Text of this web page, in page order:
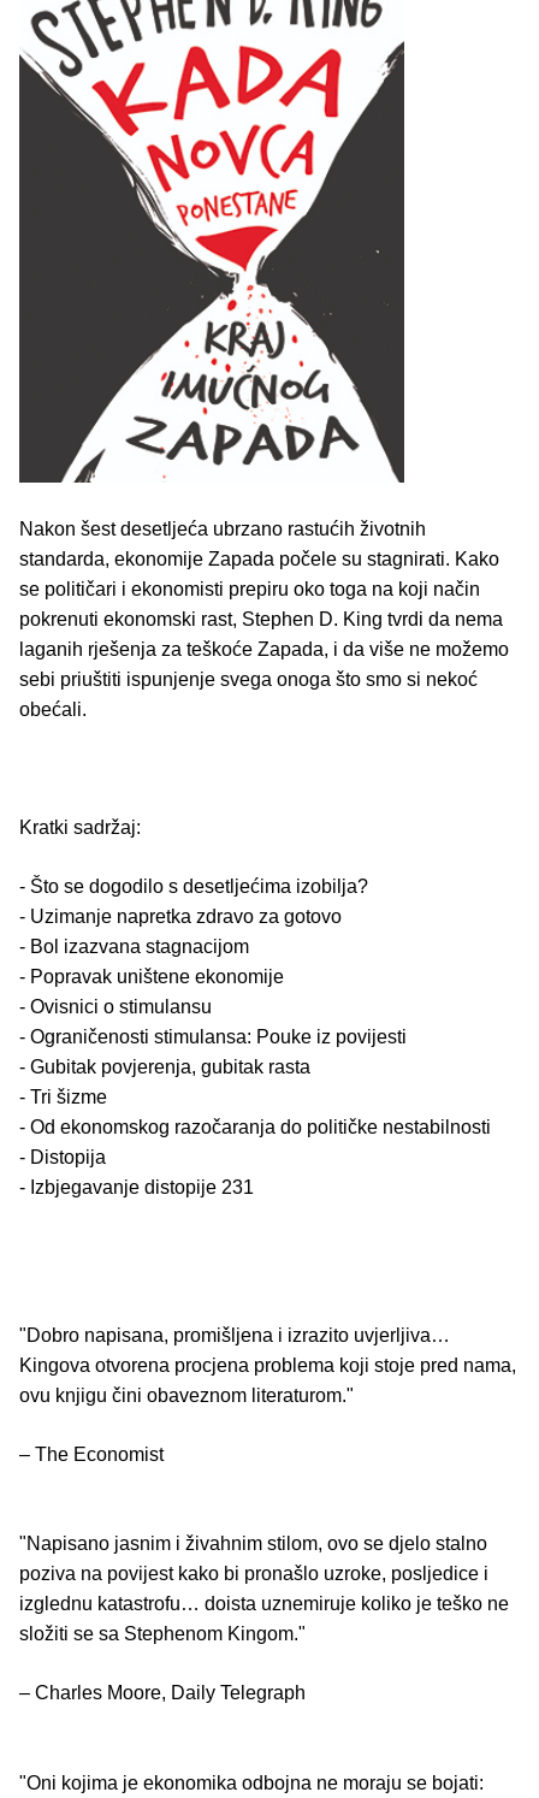
Nakon šest desetljeća ubrzano rastućih životnih
standarda, ekonomije Zapada počele su stagnirati. Kako
se političari i ekonomisti prepiru oko toga na koji način
pokrenuti ekonomski rast, Stephen D. King tvrdi da nema
laganih rješenja za teškoće Zapada, i da više ne možemo
sebi priuštiti ispunjenje svega onoga što smo si nekoć
obećali.
Kratki sadržaj:
- Što se dogodilo s desetljećima izobilja?
- Uzimanje napretka zdravo za gotovo
- Bol izazvana stagnacijom
- Popravak uništene ekonomije
- Ovisnici o stimulansu
- Ograničenosti stimulansa: Pouke iz povijesti
- Gubitak povjerenja, gubitak rasta
- Tri šizme
- Od ekonomskog razočaranja do političke nestabilnosti
- Distopija
- Izbjegavanje distopije 231
"Dobro napisana, promišljena i izrazito uvjerljiva…
Kingova otvorena procjena problema koji stoje pred nama,
ovu knjigu čini obaveznom literaturom."
– The Economist
"Napisano jasnim i živahnim stilom, ovo se djelo stalno
poziva na povijest kako bi pronašlo uzroke, posljedice i
izglednu katastrofu… doista uznemiruje koliko je teško ne
složiti se sa Stephenom Kingom."
– Charles Moore, Daily Telegraph
"Oni kojima je ekonomika odbojna ne moraju se bojati: